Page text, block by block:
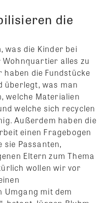
die
was die Kinder bei
alles zu
haben die Fundstücke
überlegt, was man
welche Materialien
welche sich recyclen
Außerdem haben die
einen Fragebogen
sie Passanten,
Eltern zum Thema
wollen wir vor
mit dem